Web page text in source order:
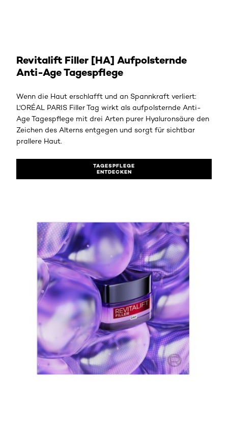
Revitalift Filler [HA] Aufpolsternde
Anti-Age Tagespflege
Wenn die Haut erschlafft und an Spannkraft verliert:
L'ORÉAL PARIS Filler Tag wirkt als aufpolsternde Anti-
Age Tagespflege mit drei Arten purer Hyaluronsäure den
Zeichen des Alterns entgegen und sorgt für sichtbar
prallere Haut.
TAGESPFLEGE
ENTDECKEN